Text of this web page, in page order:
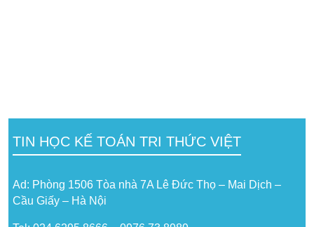
TIN HỌC KẾ TOÁN TRI THỨC VIỆT
Ad: Phòng 1506 Tòa nhà 7A Lê Đức Thọ – Mai Dịch –
Cầu Giấy – Hà Nội